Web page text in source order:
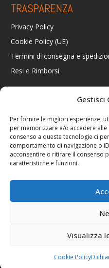
Gestisci
Per fornire le migliori esperienze,
per memorizzare e/o accedere
consenso a queste tecnologie ci
comportamento di navigazione o
acconsentire o ritirare il consenso
caratteristiche e funzioni.
Visualizza
Cookie Policy
TRASPARENZA
Privacy Policy
Cookie Policy (UE)
Termini di consegna e
Resi e Rimborsi
CONTATTI
Via R. Giuliani 70/c Rosso,
+39 055 4289002 / +39 392
info@consolestation.it
P.Iva 04990180483
Console